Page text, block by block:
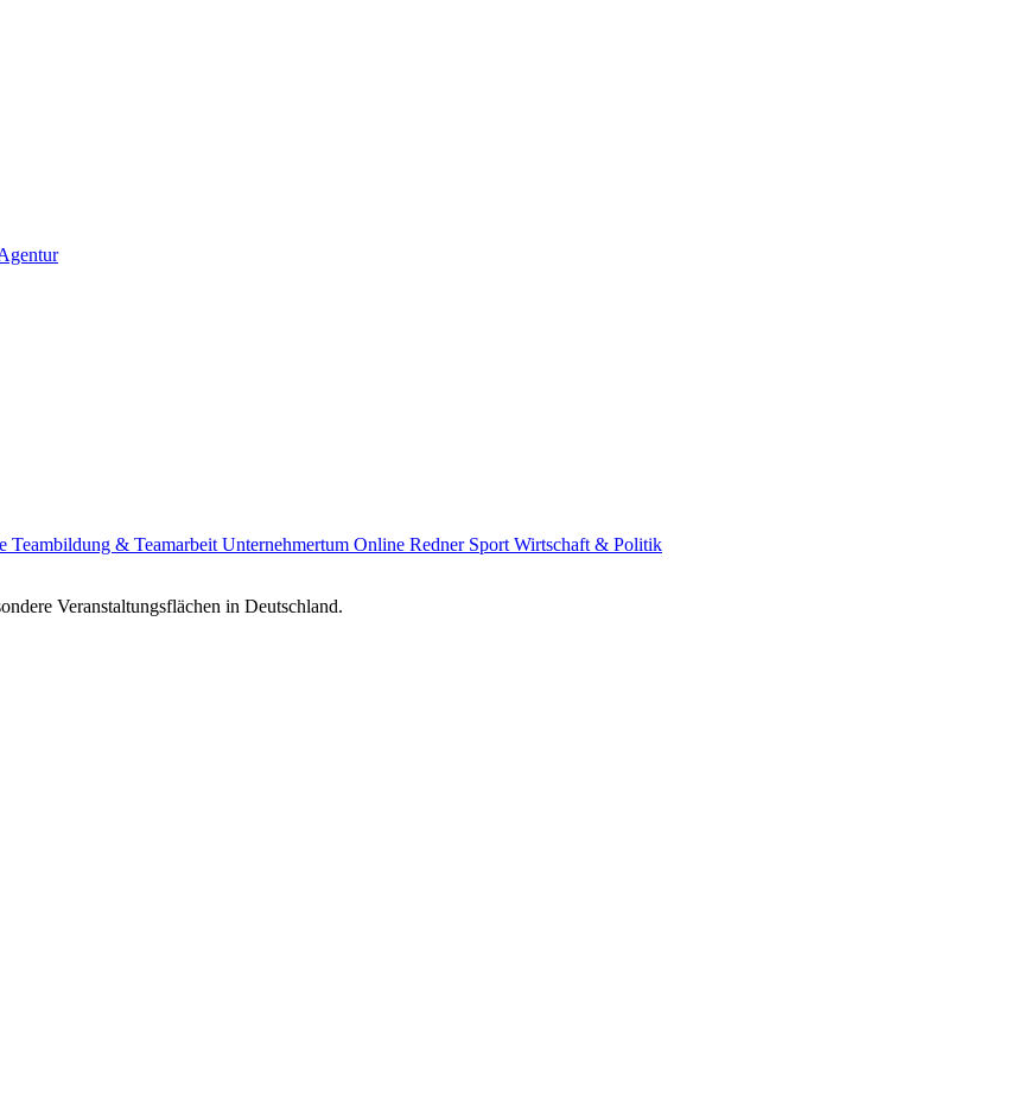
Teambildung & Teamarbeit Unternehmertum Online Redner Sport Wirtschaft & Politik
Veranstaltungsflächen in Deutschland.